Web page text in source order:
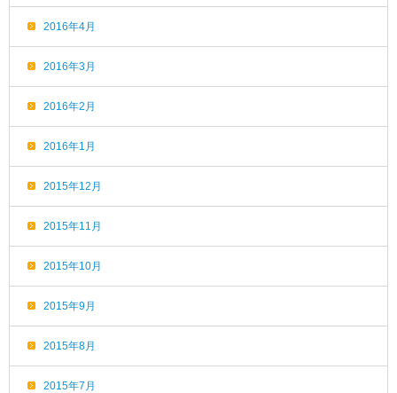
2016年4月
2016年3月
2016年2月
2016年1月
2015年12月
2015年11月
2015年10月
2015年9月
2015年8月
2015年7月